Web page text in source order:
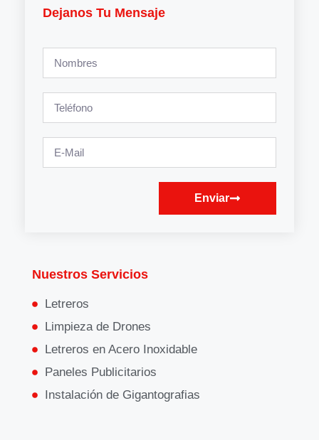
Dejanos Tu Mensaje
Enviar
Nuestros Servicios
Letreros
Limpieza de Drones
Letreros en Acero Inoxidable
Paneles Publicitarios
Instalación de Gigantografias